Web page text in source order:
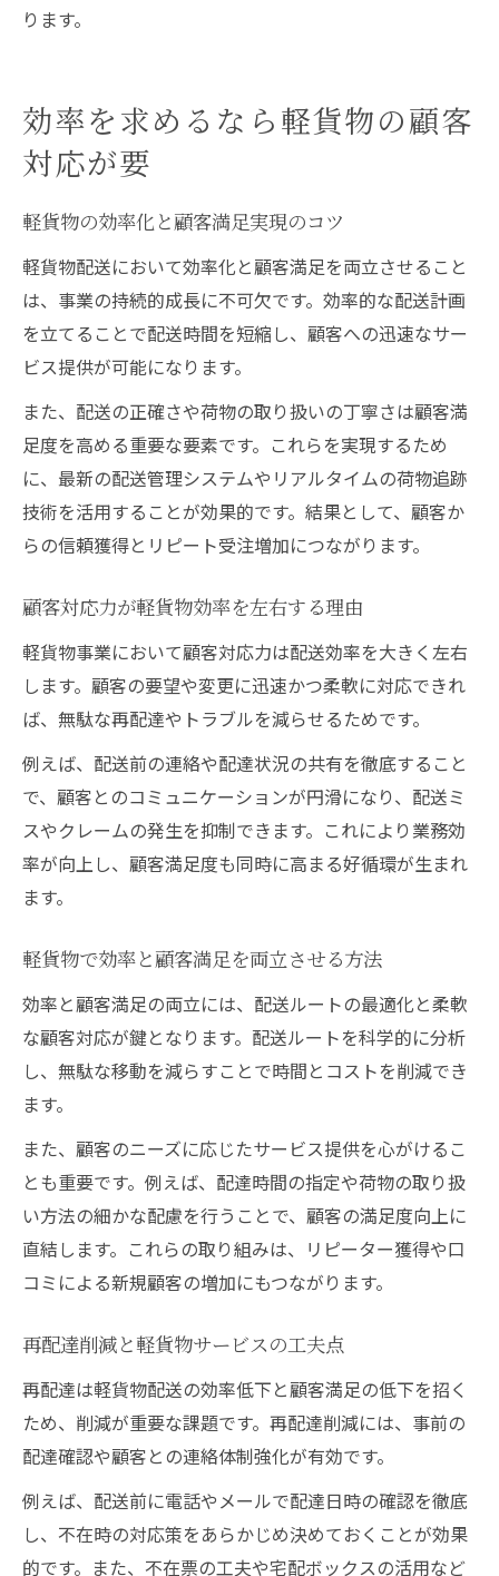
ります。
効率を求めるなら軽貨物の顧客
対応が要
軽貨物の効率化と顧客満足実現のコツ
軽貨物配送において効率化と顧客満足を両立させること
は、事業の持続的成長に不可欠です。効率的な配送計画
を立てることで配送時間を短縮し、顧客への迅速なサー
ビス提供が可能になります。
また、配送の正確さや荷物の取り扱いの丁寧さは顧客満
足度を高める重要な要素です。これらを実現するため
に、最新の配送管理システムやリアルタイムの荷物追跡
技術を活用することが効果的です。結果として、顧客か
らの信頼獲得とリピート受注増加につながります。
顧客対応力が軽貨物効率を左右する理由
軽貨物事業において顧客対応力は配送効率を大きく左右
します。顧客の要望や変更に迅速かつ柔軟に対応できれ
ば、無駄な再配達やトラブルを減らせるためです。
例えば、配送前の連絡や配達状況の共有を徹底すること
で、顧客とのコミュニケーションが円滑になり、配送ミ
スやクレームの発生を抑制できます。これにより業務効
率が向上し、顧客満足度も同時に高まる好循環が生まれ
ます。
軽貨物で効率と顧客満足を両立させる方法
効率と顧客満足の両立には、配送ルートの最適化と柔軟
な顧客対応が鍵となります。配送ルートを科学的に分析
し、無駄な移動を減らすことで時間とコストを削減でき
ます。
また、顧客のニーズに応じたサービス提供を心がけるこ
とも重要です。例えば、配達時間の指定や荷物の取り扱
い方法の細かな配慮を行うことで、顧客の満足度向上に
直結します。これらの取り組みは、リピーター獲得や口
コミによる新規顧客の増加にもつながります。
再配達削減と軽貨物サービスの工夫点
再配達は軽貨物配送の効率低下と顧客満足の低下を招く
ため、削減が重要な課題です。再配達削減には、事前の
配達確認や顧客との連絡体制強化が有効です。
例えば、配送前に電話やメールで配達日時の確認を徹底
し、不在時の対応策をあらかじめ決めておくことが効果
的です。また、不在票の工夫や宅配ボックスの活用など